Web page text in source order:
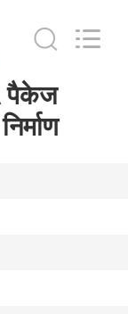
पैकेज